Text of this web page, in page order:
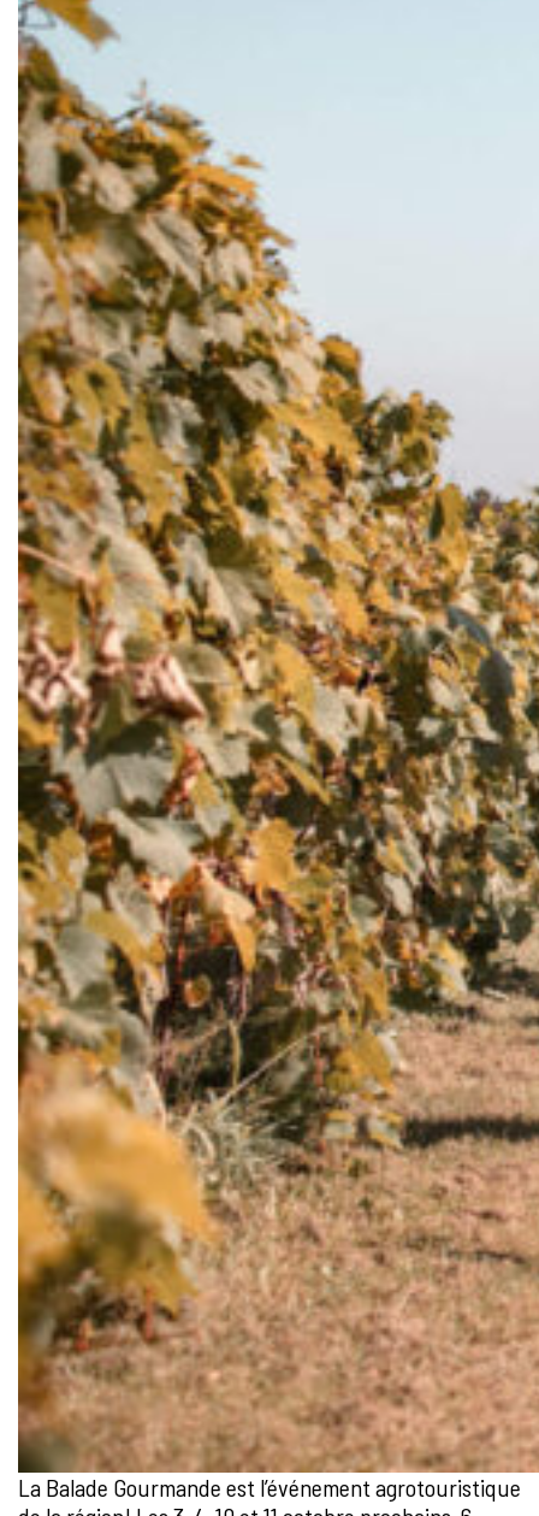
La Balade Gourmande est l’événement agrotouristique